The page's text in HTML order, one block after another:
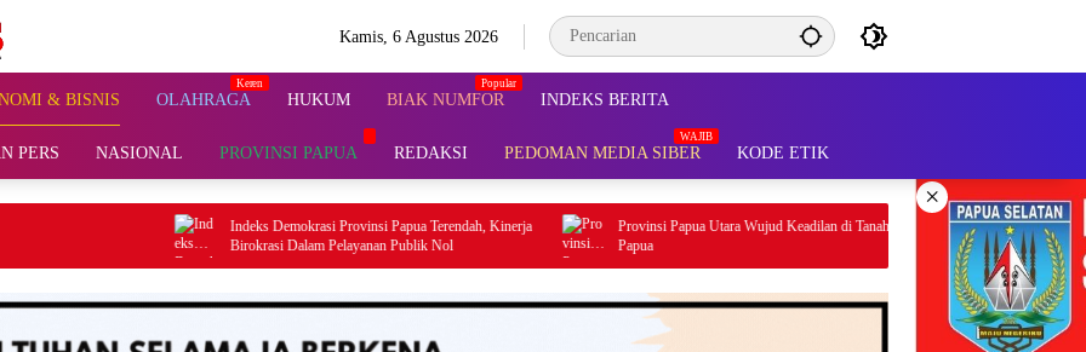
Kamis, 6 Agustus 2026
& BISNIS OLAHRAGA HUKUM BIAK NUMFOR INDEKS BERITA
PERS NASIONAL PROVINSI PAPUA REDAKSI PEDOMAN MEDIA SIBER KODE ETIK
×
Indeks Demokrasi Provinsi Papua Terendah, Kinerja
Birokrasi Dalam Pelayanan Publik Nol
Provinsi Papua Utara Wujud Keadilan di Tanah
Papua
Deklarasi Pers 2026: Negara Harus Hadir